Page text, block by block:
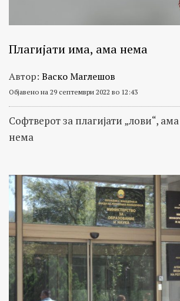
Плагијати има, ама нема
Автор: Васко Маглешов
Објавено на 29 септември 2022 во 12:43
Софтверот за плагијати „лови“,
нема